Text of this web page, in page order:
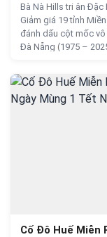
Bà Nà Hills tri ân Đặc
Giảm giá 19 tỉnh
đánh dấu cột mốc vô
Đà Nẵng (1975 –
Cố Đô Huế Miễn